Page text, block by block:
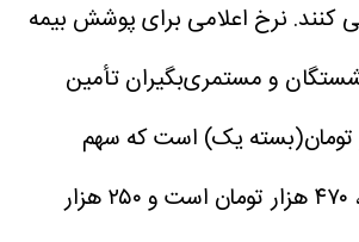
کنند. نرخ اعلامی برای پوشش بیمه
و مستمری‌بگیران تأمین
۷۲۰ هزار تومان(بسته یک) است که سهم
پرداختی بیمه شده، ۴۷۰ هزار تومان است و ۲۵۰ هزار